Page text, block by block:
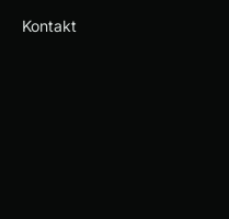
Kontakt